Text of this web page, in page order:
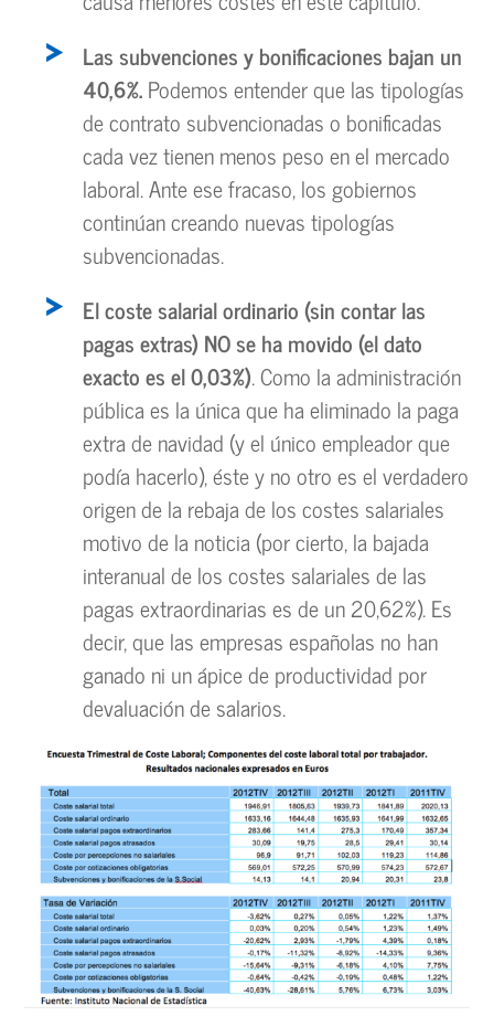
Las subvenciones y bonificaciones bajan un
40,6%.Podemos entender que las tipologías
de contrato subvencionadas o bonificadas
cada vez tienen menos peso en el mercado
laboral. Ante ese fracaso, los gobiernos
continúan creando nuevas tipologías
subvencionadas.
El coste salarial ordinario (sin contar las
pagas extras) NO se ha movido (el dato
exacto es el 0,03%). Como la administración
pública es la única que ha eliminado la paga
extra de navidad (y el único empleador que
podía hacerlo), éste y no otro es el verdadero
origen de la rebaja de los costes salariales
motivo de la noticia (por cierto, la bajada
interanual de los costes salariales de las
pagas extraordinarias es de un 20,62%). Es
decir, que las empresas españolas no han
ganado ni un ápice de productividad por
devaluación de salarios.